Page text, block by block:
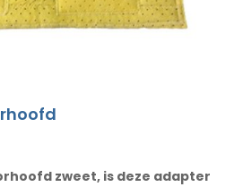
zweet, is deze adapter